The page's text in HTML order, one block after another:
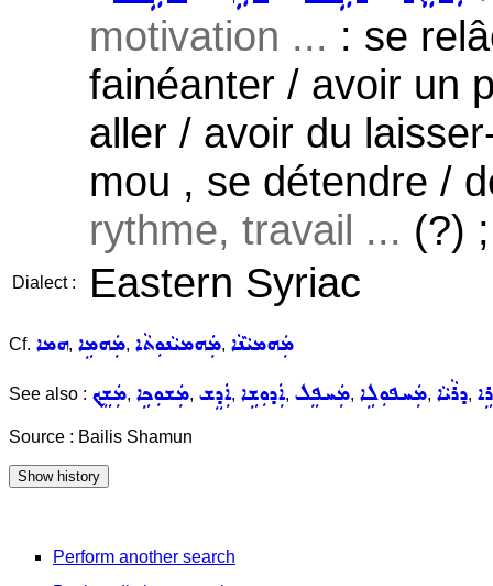
motivation ... : se
fainéanter / avoir un
aller / avoir du
mou , se détendre /
rythme, travail ... (?) ;
Dialect : Eastern Syriac
Cf. ܗܡܐ, ܡܲܗܡܹܐ, ܡܲܗܡܝܵܢܘܼܬܵܐ, ܡܲܗܡܝܵܢܵܐ
See also : ܡܲܫܸܟ݂, ܡܲܫܘܼܟܹܐ, ܐܲܕܸܫ, ܐܲܕܘܼܫܹܐ, ܡܲܚܦܸܠ, ܡܲܚܦܘܼܠܹܐ, ܕܪܵܝܵܐ,
Source : Bailis Shamun
Perform another search